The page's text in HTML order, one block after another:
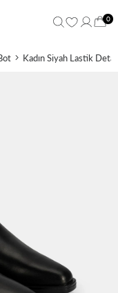
0
Kadın Siyah Lastik